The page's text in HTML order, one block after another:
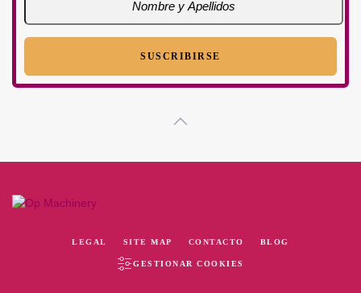
LEGAL SITE MAP CONTACTO BLOG
GESTIONAR COOKIES